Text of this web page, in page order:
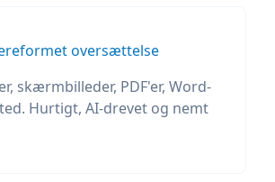
oversættelse
skærmbilleder, PDF'er, Word-
Hurtigt, AI-drevet og nemt